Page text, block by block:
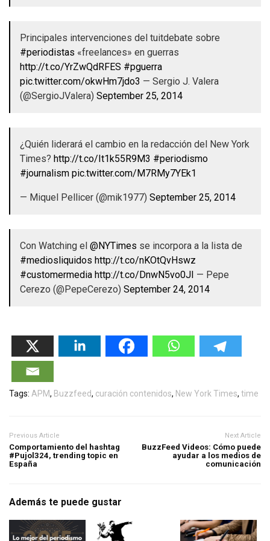
Principales intervenciones del tuitdebate sobre
#periodistas «freelances» en guerras
http://t.co/YrZwQdRFES #pguerra
pic.twitter.com/okwHm7jdo3 — Sergio J. Valera
(@SergioJValera) September 25, 2014
¿Quién liderará el cambio en la redacción del New York
Times? http://t.co/It1k55R9M3 #periodismo
#journalism pic.twitter.com/M7RMy7YEk1
— Miquel Pellicer (@mik1977) September 25, 2014
Con Watching el @NYTimes se incorpora a la lista de
#mediosliquidos http://t.co/nKOtQvHswz
#customermedia http://t.co/DnwN5vo0JI — Pepe
Cerezo (@PepeCerezo) September 24, 2014
Tags: APM, Buzzfeed, curación contenidos, New York Times, time
Previous Article
Comportamiento del hashtag
#Pujol324, trending topic en
España
Next Article
BuzzFeed Videos: Cómo puede
ayudar a los medios de
comunicación
Además te puede gustar